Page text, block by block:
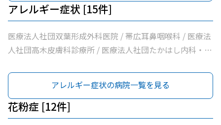
ともだ内科消化器クリニック / 医療法人社団隆仁会おく内
科消化器クリニック / 西村内科クリニック / 医療法人社団
自由が丘横山内科クリニック / 帯広中央病院 / みせき内科
消化器クリニック / 十勝勤医協帯広病院 / さかい総合内科
団林内科クリニック / ＪＡ北海道厚生連帯広厚生病院 / 医
療法人新緑通りはやし内科 / みなみ町こどもクリニック /
あがた内科循環器クリニック / 内科・循環器ハートサウン
ズもりクリニック / サンタさんこどもクリニック / 須藤内
アレルギー症状 [15件]
医療法人社団双葉形成外科医院 / 帯広耳鼻咽喉科 / 医療法
人社団高木皮膚科診療所 / 医療法人社団たかはし内科・呼
Ａ北海道厚生連帯広厚生病院 / はるこま皮膚科形成外科 /
みなみ町皮フ科クリニック / 医療法人社団しばた整形外科
クリニック / 社会医療法人刀圭会協立病院 / 十勝ヘルスケ
アクリニック / 社会医療法人北斗北斗クリニック / たけざ
アレルギー症状の病院一覧を見る
花粉症 [12件]